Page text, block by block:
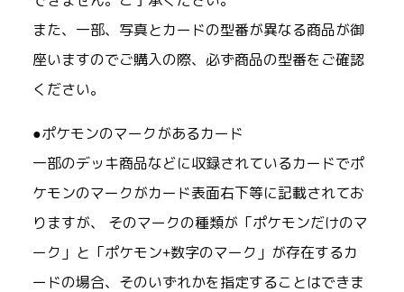
また、一部、写真とカードの型番が異なる商品が御
座いますのでご購入の際、必ず商品の型番をご確認
ください。
●ポケモンのマークがあるカード
一部のデッキ商品などに収録されているカードでポ
ケモンのマークがカード表面右下等に記載されてお
りますが、 そのマークの種類が「ポケモンだけのマ
ーク」と「ポケモン+数字のマーク」が存在するカ
ードの場合、そのいずれかを指定することはできま